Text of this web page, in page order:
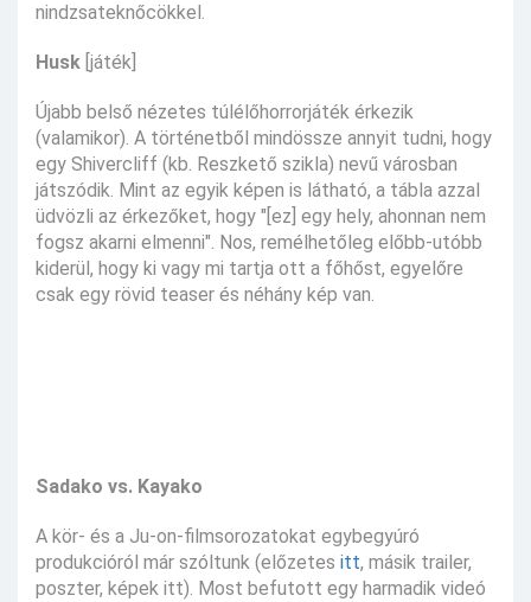
nindzsateknőcökkel.
Husk [játék]
Újabb belső nézetes túlélőhorrorjáték érkezik
(valamikor). A történetből mindössze annyit tudni, hogy
egy Shivercliff (kb. Reszkető szikla) nevű városban
játszódik. Mint az egyik képen is látható, a tábla azzal
üdvözli az érkezőket, hogy "[ez] egy hely, ahonnan nem
fogsz akarni elmenni". Nos, remélhetőleg előbb-utóbb
kiderül, hogy ki vagy mi tartja ott a főhőst, egyelőre
csak egy rövid teaser és néhány kép van.
Sadako vs. Kayako
A kör- és a Ju-on-filmsorozatokat egybegyúró
produkcióról már szóltunk (előzetes itt, másik trailer,
poszter, képek itt). Most befutott egy harmadik videó